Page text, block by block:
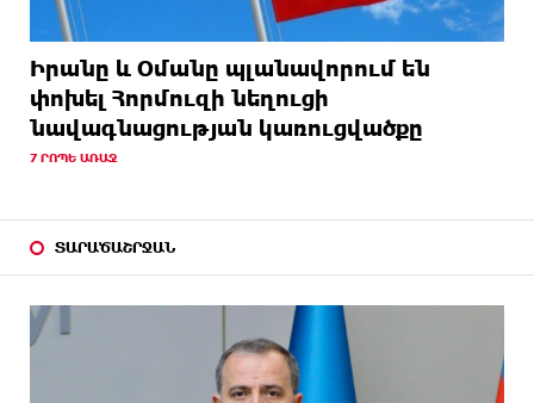
Իրանը և Օմանը պլանավորում են
փոխել Հորմուզի նեղուցի
նավագնացության կառուցվածքը
7 ՐՈՊԵ ԱՌԱՋ
ՏԱՐԱԾԱՇՐՋԱՆ